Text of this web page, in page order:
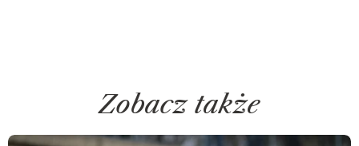
Zobacz także